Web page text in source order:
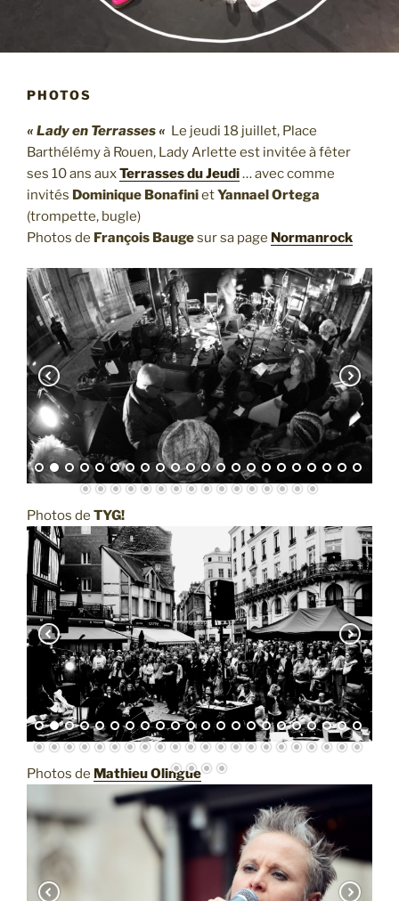
PHOTOS
« Lady en Terrasses « Le jeudi 18 juillet, Place
Barthélémy à Rouen, Lady Arlette est invitée à fêter
ses 10 ans auxTerrasses du Jeudi… avec comme
invités Dominique BonafinietYannael Ortega
(trompette, bugle)
Photos de François Baugesur sa page Normanrock
Photos de TYG!
Photos de Mathieu Olingue